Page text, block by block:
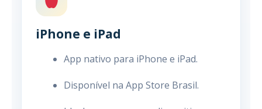
iPhone e iPad
App nativo para iPhone e iPad.
Disponível na App Store Brasil.